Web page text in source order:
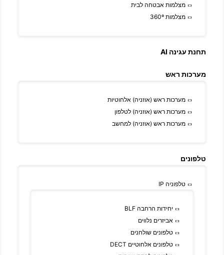
מצלמות אבטחה לבית
מצלמות 360º
תחנת עגינה AI
מערכות ראש
מערכות ראש (אוזניה) אלחוטיות
מערכות ראש (אוזניה) לטלפון
מערכות ראש (אוזניה) למחשב
טלפונים
טלפוניה IP
יחידות הרחבה BLF
אביזרים נלווים
טלפונים שולחנים
טלפונים אלחוטיים DECT